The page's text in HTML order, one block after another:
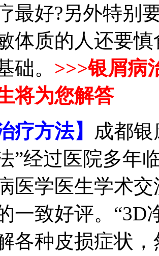
最好?另外特别
体质的人还要
础。 >>>银屑病
将为您解答
疗方法】 成都
”经过医院多年
医学医生学术
一致好评。“3D
各种皮损症状